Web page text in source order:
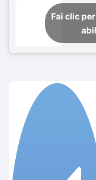
Fai clic